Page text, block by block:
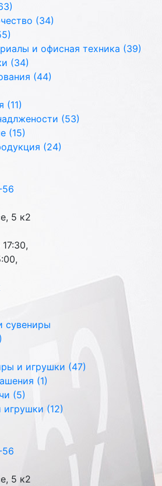
(34)
и офисная техника (39)
(34)
(44)
(11)
(53)
(15)
(24)
5 к2
сувениры
и игрушки (47)
(1)
(5)
(12)
5 к2